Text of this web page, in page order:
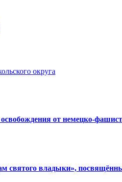
округа
от немецко-
святого владыки»,